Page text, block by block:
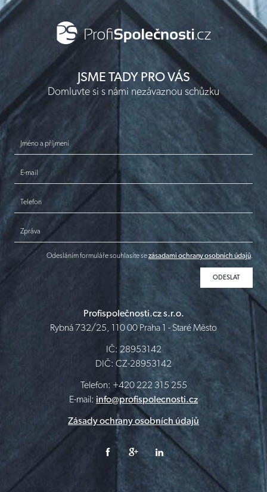
JSME TADY PRO VÁS
Domluvte si s námi nezávaznou schůzku
Jméno a příjmení
E-mail
Telefon
Zpráva
Odesláním formuláře souhlasíte sezásadami ochrany osobních údajů.
Profispolečnosti.cz s.r.o.
Rybná 732/25, 110 00 Praha 1 - Staré Město
IČ: 28953142
DIČ: CZ-28953142
Telefon: +420 222 315 255
E-mail: info@profispolecnosti.cz
Zásady ochrany osobních údajů